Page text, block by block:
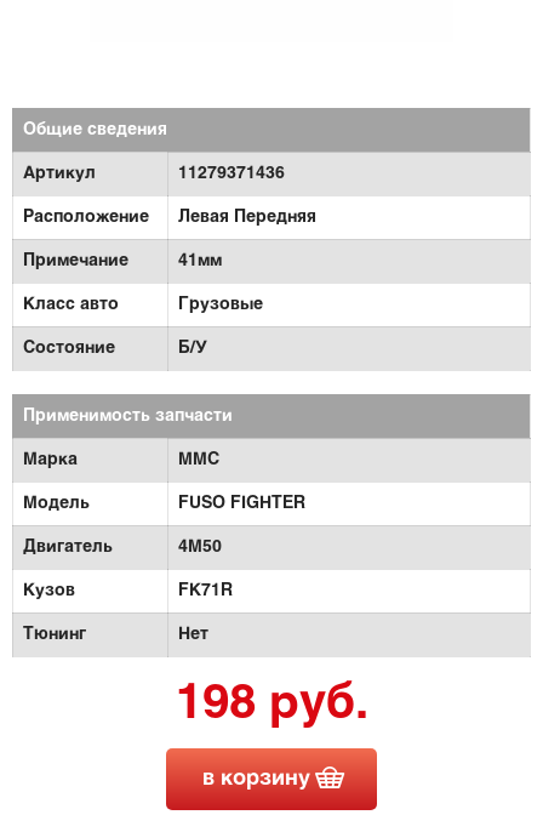
Общие сведения
Артикул 11279371436
Расположение Левая Передняя
Примечание 41мм
Класс авто Грузовые
Состояние Б/У
Применимость запчасти
Марка MMC
Модель FUSO FIGHTER
Двигатель 4M50
Кузов FK71R
Тюнинг Нет
198 руб.
в корзину